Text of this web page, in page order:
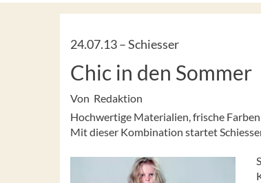
24.07.13 –Schiesser
Chic in den Sommer
Von Redaktion
Hochwertige Materialien, frische
Mit dieser Kombination startet